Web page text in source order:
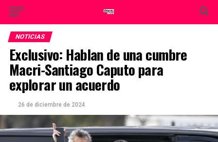
NOTICIAS
Exclusivo: Hablan de una cumbre
Macri-Santiago Caputo para
explorar un acuerdo
26 de diciembre de 2024